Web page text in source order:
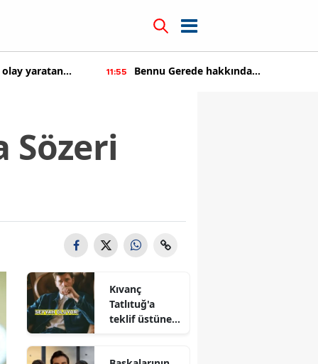
hakkında
14:22 Kıvanç Tatlıtuğ'a teklif
Sözeri
Kıvanç
Tatlıtuğ'a
teklif üstüne